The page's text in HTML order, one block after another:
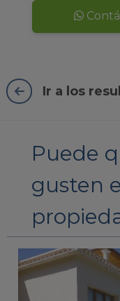
Ir a los
Puede
gusten